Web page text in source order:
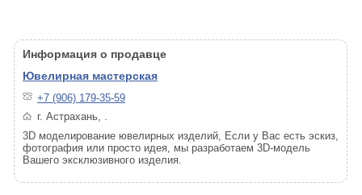
Информация о продавце
Ювелирная мастерская
+7 (906) 179-35-59
г. Астрахань, .
3D моделирование ювелирных изделий, Если у Вас есть эскиз,
фотография или просто идея, мы разработаем 3D-модель
Вашего эксклюзивного изделия.